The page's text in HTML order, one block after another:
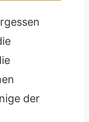
der